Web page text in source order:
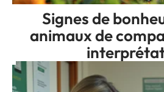
Signes de
animaux de